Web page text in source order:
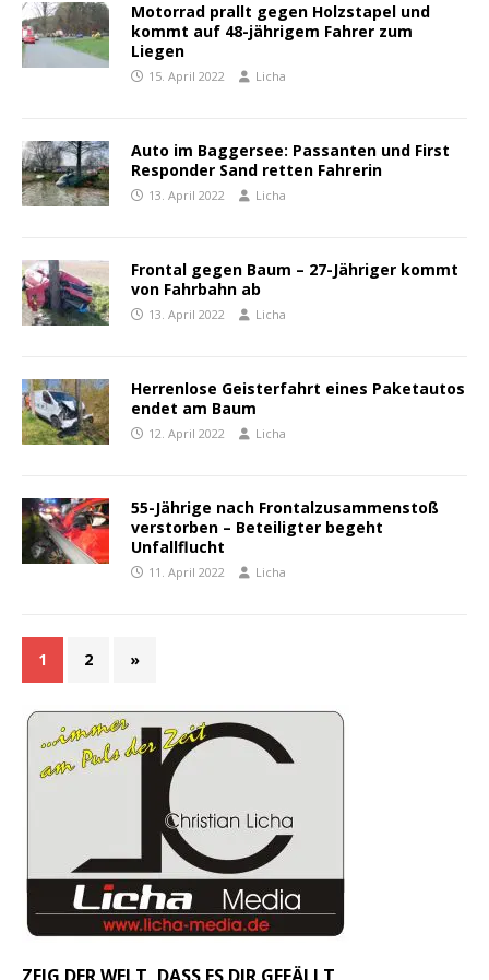
Motorrad prallt gegen Holzstapel und
kommt auf 48-jährigem Fahrer zum
Liegen
15. April 2022 Licha
Auto im Baggersee: Passanten und First
Responder Sand retten Fahrerin
13. April 2022 Licha
Frontal gegen Baum – 27-Jähriger kommt
von Fahrbahn ab
13. April 2022 Licha
Herrenlose Geisterfahrt eines Paketautos
endet am Baum
12. April 2022 Licha
55-Jährige nach Frontalzusammenstoß
verstorben – Beteiligter begeht
Unfallflucht
11. April 2022 Licha
1 2 »